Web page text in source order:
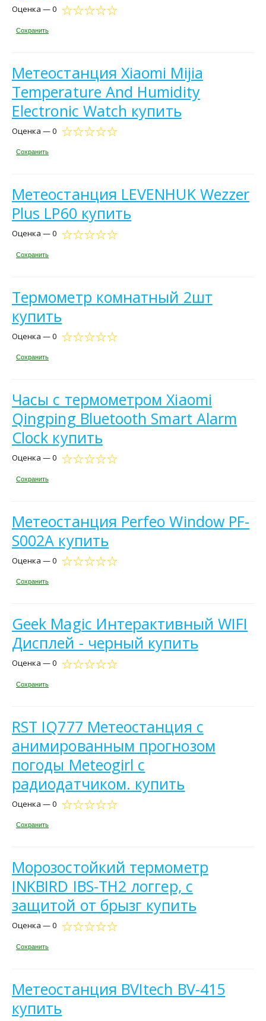
Оценка — 0
Сохранить
Метеостанция Xiaomi Mijia
Temperature And Humidity
Electronic Watch купить
Оценка — 0
Сохранить
Метеостанция LEVENHUK Wezzer
Plus LP60 купить
Оценка — 0
Сохранить
Термометр комнатный 2шт
купить
Оценка — 0
Сохранить
Часы с термометром Xiaomi
Qingping Bluetooth Smart Alarm
Clock купить
Оценка — 0
Сохранить
Метеостанция Perfeo Window PF-
S002A купить
Оценка — 0
Сохранить
Geek Magic Интерактивный WIFI
Дисплей - черный купить
Оценка — 0
Сохранить
RST IQ777 Метеостанция с
анимированным прогнозом
погоды Meteogirl с
радиодатчиком. купить
Оценка — 0
Сохранить
Морозостойкий термометр
INKBIRD IBS-TH2 логгер, с
защитой от брызг купить
Оценка — 0
Сохранить
Метеостанция BVItech BV-415
купить